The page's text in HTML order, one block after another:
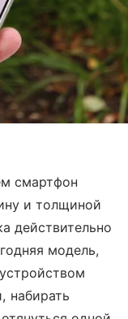
смартфон
и толщиной
действительно
модель,
набирать